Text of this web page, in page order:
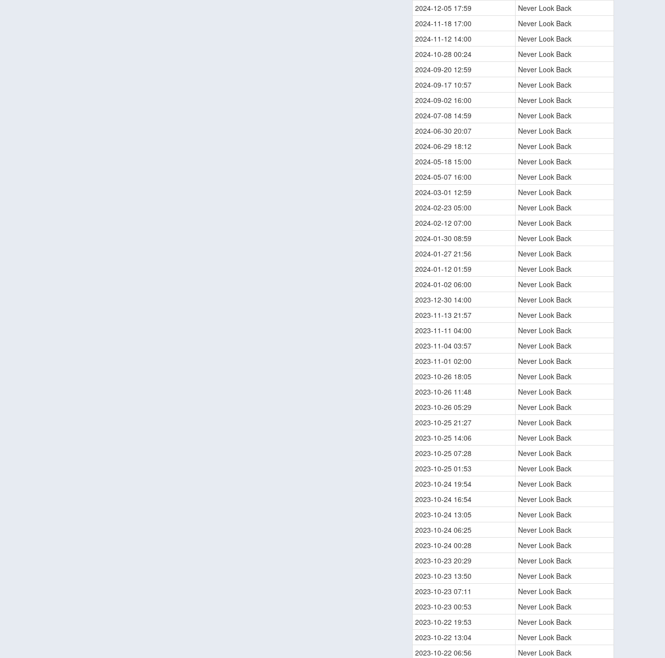
2024-12-05 17:59
Never Look Back
2024-11-18 17:00
Never Look Back
2024-11-12 14:00
Never Look Back
2024-10-28 00:24
Never Look Back
2024-09-20 12:59
Never Look Back
2024-09-17 10:57
Never Look Back
2024-09-02 16:00
Never Look Back
2024-07-08 14:59
Never Look Back
2024-06-30 20:07
Never Look Back
2024-06-29 18:12
Never Look Back
2024-05-18 15:00
Never Look Back
2024-05-07 16:00
Never Look Back
2024-03-01 12:59
Never Look Back
2024-02-23 05:00
Never Look Back
2024-02-12 07:00
Never Look Back
2024-01-30 08:59
Never Look Back
2024-01-27 21:56
Never Look Back
2024-01-12 01:59
Never Look Back
2024-01-02 06:00
Never Look Back
2023-12-30 14:00
Never Look Back
2023-11-13 21:57
Never Look Back
2023-11-11 04:00
Never Look Back
2023-11-04 03:57
Never Look Back
2023-11-01 02:00
Never Look Back
2023-10-26 18:05
Never Look Back
2023-10-26 11:48
Never Look Back
2023-10-26 05:29
Never Look Back
2023-10-25 21:27
Never Look Back
2023-10-25 14:06
Never Look Back
2023-10-25 07:28
Never Look Back
2023-10-25 01:53
Never Look Back
2023-10-24 19:54
Never Look Back
2023-10-24 16:54
Never Look Back
2023-10-24 13:05
Never Look Back
2023-10-24 06:25
Never Look Back
2023-10-24 00:28
Never Look Back
2023-10-23 20:29
Never Look Back
2023-10-23 13:50
Never Look Back
2023-10-23 07:11
Never Look Back
2023-10-23 00:53
Never Look Back
2023-10-22 19:53
Never Look Back
2023-10-22 13:04
Never Look Back
2023-10-22 06:56
Never Look Back